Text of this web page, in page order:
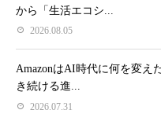
から「生活エコシ...
2026.08.05
AmazonはAI時代に何を変え
き続ける進...
2026.07.31